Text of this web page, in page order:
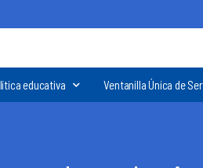
educativa Ventanilla Única de